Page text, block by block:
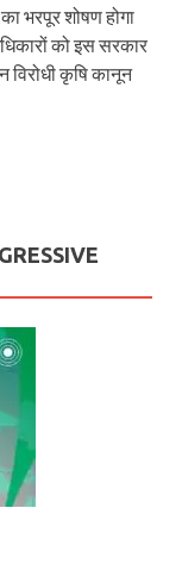
भरपूर शोषण होगा
को इस सरकार
कृषि कानून